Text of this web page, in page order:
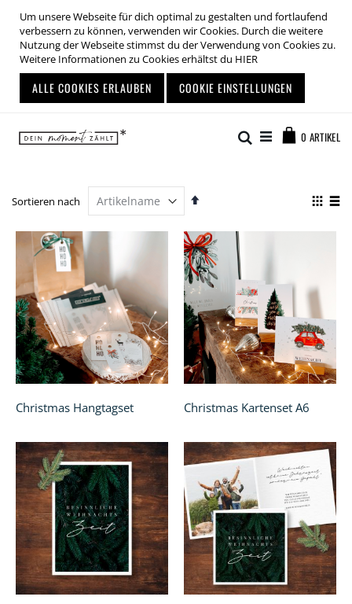
Um unsere Webseite für dich optimal zu gestalten und fortlaufend
verbessern zu können, verwenden wir Cookies. Durch die weitere
Nutzung der Webseite stimmst du der Verwendung von Cookies zu.
Weitere Informationen zu Cookies erhältst du HIER
ALLE COOKIES ERLAUBEN COOKIE EINSTELLUNGEN
Inhalt
springen
0 ARTIKEL
Suche
Sortieren nach
Absteigend
Christmas Hangtagset Christmas Kartenset A6